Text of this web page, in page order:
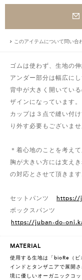
このアイテムについて問い合
ゴムは使わず、生地の
アンダー部分は幅広に
背中が大きく開いてい
ザインになっています。
カップは３点で縫い付
り外す必要もございませ
＊着心地のことを考え
胸が大きい方には支え
の対応とさせて頂きます
セットパンツ
https://
ボックスパンツ
https://juban-do-
MATERIAL
使用する生地は「bioRe（ビ
インドとタンザニアで展開
境に優しいオーガニックコッ